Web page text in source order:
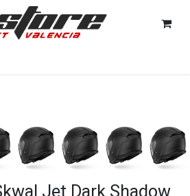
Jet Dark Shadow